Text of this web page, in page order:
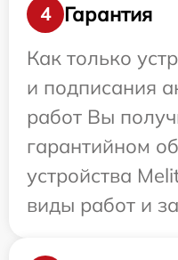
4
Гарантия
Как только
и подписания
работ Вы
гарантийном
устройства
виды работ и